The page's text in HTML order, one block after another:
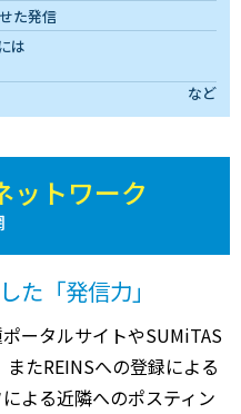
た発信
は
など
ットワーク
た「発信力」
ータルサイトやSUMiTAS
たREINSへの登録による
よる近隣へのポスティン